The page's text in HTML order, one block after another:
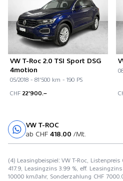
VW T-Roc 2.0 TSI Sport DSG
4motion
05/2018 - 81'500 km - 190 PS
CHF 22'900.–
VW T-ROC
ab CHF 418.00 /Mt.
(4) Leasingbeispiel: VW T-Roc, Listenpreis
417.9, Leasingzins 3.99 %, eff.
10000 km/Jahr, Sonderzahlung CHF